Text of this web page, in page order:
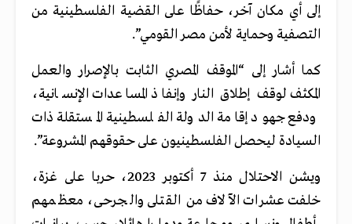
إلى أي مكان آخر، حفاظًا على القضية الفلسطينية من
التصفية وحماية لأمن مصر القومي”.
كما أشار إلى “الموقف المصري الثابت بالإصرار والعمل
المكثف لوقف إطلاق النار وإنفاذ المساعدات الإنسانية،
ودفع جهود إقامة الدولة الفلسطينية المستقلة ذات
السيادة ليحصل الفلسطينيون على حقوقهم المشروعة”.
ويشن الاحتلال منذ 7 أكتوبر 2023، حربا على غزة،
خلفت عشرات الآلاف من القتلى والجرحى، معظمهم